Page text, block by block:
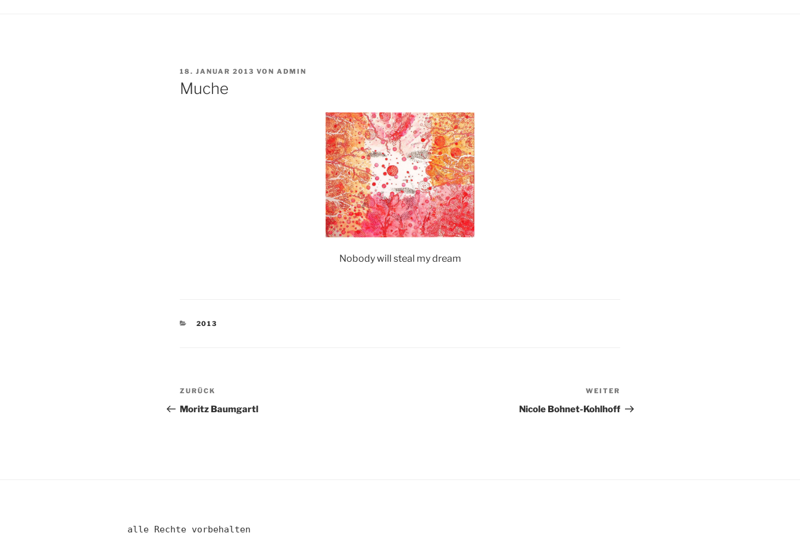
VERÖFFENTLICHT
AM
18. JANUAR 2013 VON ADMIN
Muche
Nobody will steal my dream
KATEGORIEN
2013
Beitragsnavigation
Vorheriger
Beitrag
ZURÜCK
Moritz Baumgartl
Beitrag
WEITER
Nicole Bohnet-Kohlhoff
alle Rechte vorbehalten